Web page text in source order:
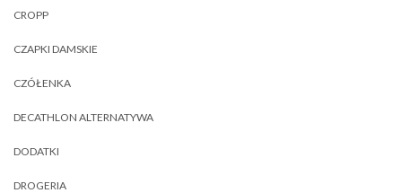
CROPP
CZAPKI DAMSKIE
CZÓŁENKA
DECATHLON ALTERNATYWA
DODATKI
DROGERIA